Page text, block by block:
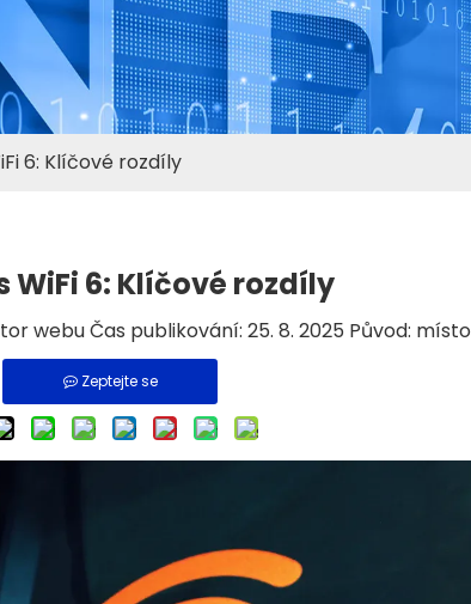
6: Klíčové rozdíly
WiFi 6: Klíčové rozdíly
webu Čas publikování: 25. 8. 2025 Původ: místo
Zeptejte se